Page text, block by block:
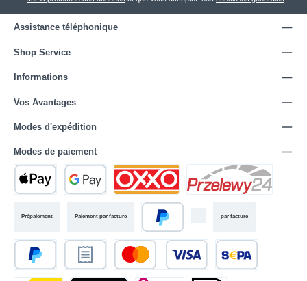
Assistance téléphonique
Shop Service
Informations
Vos Avantages
Modes d'expédition
Modes de paiement
par facture
Prépaiement Paiement par facture